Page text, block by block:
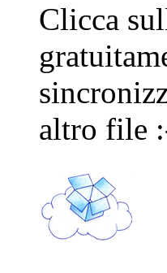
Clicca
altro file